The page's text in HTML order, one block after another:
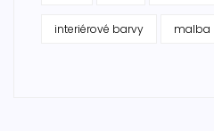
interiérové barvy malba